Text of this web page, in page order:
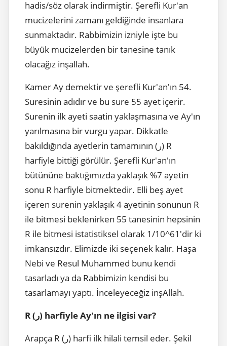
hadis/söz olarak indirmiştir. Şerefli Kur'an
mucizelerini zamanı geldiğinde insanlara
sunmaktadır. Rabbimizin izniyle işte bu
büyük mucizelerden bir tanesine tanık
olacağız inşallah.
Kamer Ay demektir ve şerefli Kur'an'ın 54.
Suresinin adıdır ve bu sure 55 ayet içerir.
Surenin ilk ayeti saatin yaklaşmasına ve Ay'ın
yarılmasına bir vurgu yapar. Dikkatle
bakıldığında ayetlerin tamamının (ر) R
harfiyle bittiği görülür. Şerefli Kur'an'ın
bütününe baktığımızda yaklaşık %7 ayetin
sonu R harfiyle bitmektedir. Elli beş ayet
içeren surenin yaklaşık 4 ayetinin sonunun R
ile bitmesi beklenirken 55 tanesinin hepsinin
R ile bitmesi istatistiksel olarak 1/10^61'dir ki
imkansızdır. Elimizde iki seçenek kalır. Haşa
Nebi ve Resul Muhammed bunu kendi
tasarladı ya da Rabbimizin kendisi bu
tasarlamayı yaptı. İnceleyeceğiz inşAllah.
R (ر) harfiyle Ay'ın ne ilgisi var?
Arapça R (ر) harfi ilk hilali temsil eder. Şekil